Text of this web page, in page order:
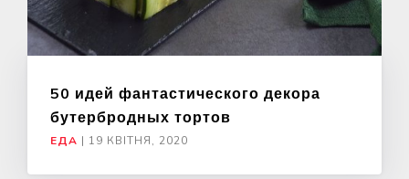
50 идей фантастического декора
бутербродных тортов
ЕДА | 19 КВІТНЯ, 2020